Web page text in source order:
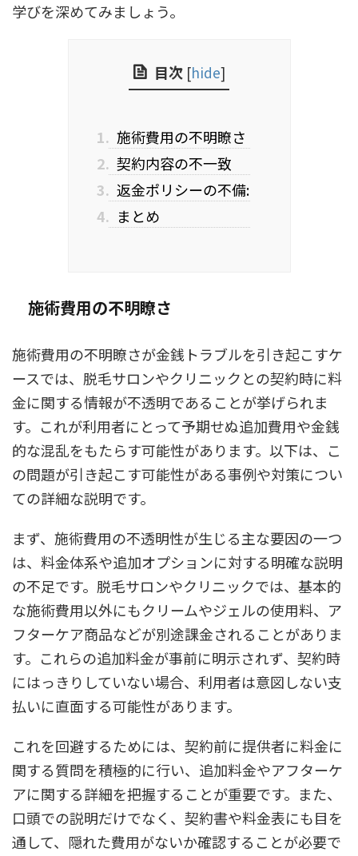
学びを深めてみましょう。
目次 [hide]
1. 施術費用の不明瞭さ
2. 契約内容の不一致
3. 返金ポリシーの不備:
4. まとめ
施術費用の不明瞭さ
施術費用の不明瞭さが金銭トラブルを引き起こすケ
ースでは、脱毛サロンやクリニックとの契約時に料
金に関する情報が不透明であることが挙げられま
す。これが利用者にとって予期せぬ追加費用や金銭
的な混乱をもたらす可能性があります。以下は、こ
の問題が引き起こす可能性がある事例や対策につい
ての詳細な説明です。
まず、施術費用の不透明性が生じる主な要因の一つ
は、料金体系や追加オプションに対する明確な説明
の不足です。脱毛サロンやクリニックでは、基本的
な施術費用以外にもクリームやジェルの使用料、ア
フターケア商品などが別途課金されることがありま
す。これらの追加料金が事前に明示されず、契約時
にはっきりしていない場合、利用者は意図しない支
払いに直面する可能性があります。
これを回避するためには、契約前に提供者に料金に
関する質問を積極的に行い、追加料金やアフターケ
アに関する詳細を把握することが重要です。また、
口頭での説明だけでなく、契約書や料金表にも目を
通して、隠れた費用がないか確認することが必要で